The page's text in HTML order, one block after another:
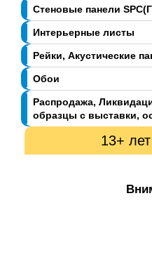
Стеновые панели
Интерьерные листы
Рейки, Акустические
Обои
Распродажа,
образцы с выставки,
13+